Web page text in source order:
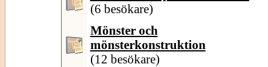
(6 besökare)
Mönster och
mönsterkonstruktion
(12 besökare)